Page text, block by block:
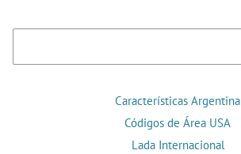
Características Argentina
Códigos de Área USA
Lada Internacional